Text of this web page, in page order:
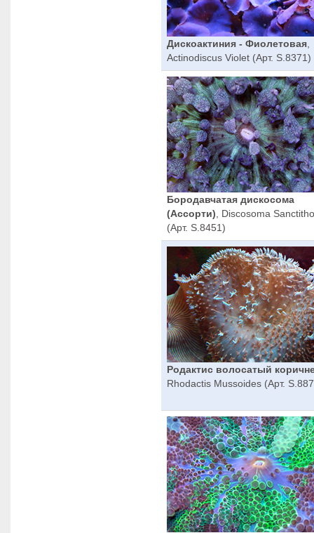
Дискоактиния - Фиолетовая
Actinodiscus Violet (Арт. S.8371)
Бородавчатая дискосома
(Ассорти) , Discosoma
(Арт. S.8451)
Родактис волосатый
Rhodactis Mussoides (Арт.